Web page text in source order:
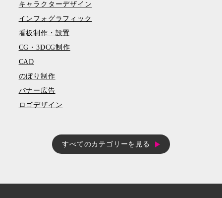
キャラクターデザイン
インフォグラフィック
看板制作・設置
CG・3DCG制作
CAD
のぼり制作
バナー広告
ロゴデザイン
すべてのカテゴリーを見る